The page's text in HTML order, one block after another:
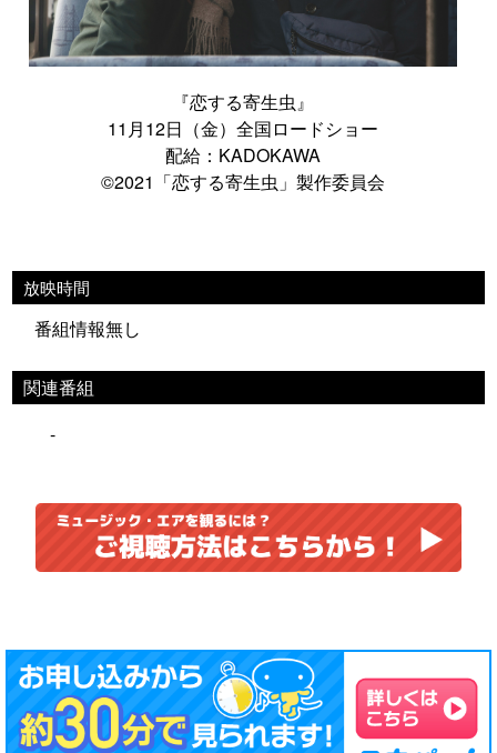
『恋する寄生虫』
11月12日（金）全国ロードショー
配給：KADOKAWA
©2021「恋する寄生虫」製作委員会
放映時間
番組情報無し
関連番組
-